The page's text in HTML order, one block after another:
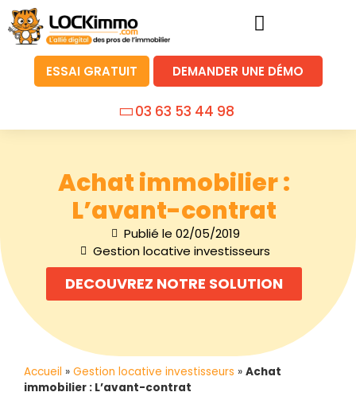
ESSAI GRATUIT DEMANDER UNE DÉMO
03 63 53 44 98
Achat immobilier :
L’avant-contrat
Publié le 02/05/2019
Gestion locative investisseurs
DECOUVREZ NOTRE SOLUTION
Accueil » Gestion locative investisseurs » Achat
immobilier : L’avant-contrat